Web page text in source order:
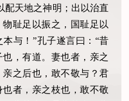
配天地之神明；出以治直
耻足以振之，国耻足以
与！”孔子遂言曰：“昔
，有道。妻也者，亲之
之后也，敢不敬与？君
者，亲之枝也，敢不敬